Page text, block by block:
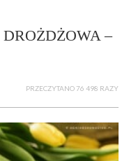
–
PRZECZYTANO 76 498 RAZY